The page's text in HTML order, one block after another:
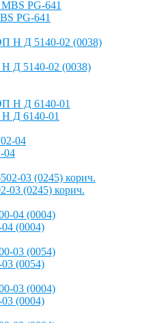
PG-641
Н Д 5140-02 (0038)
Н Д 6140-01
04
03 (0245) корич.
(0004)
(0054)
(0004)